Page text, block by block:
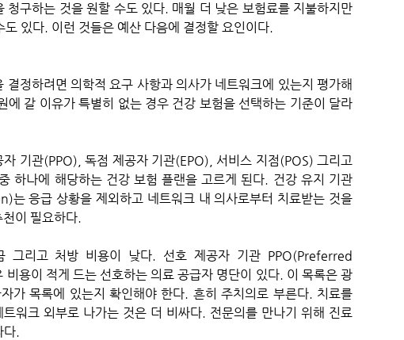
구하는 것을 원할 수도 있다. 매월 더 낮은 보험료를 지불하지만
있다. 이런 것들은 예산 다음에 결정할 요인이다.
에 갈 이유가 특별히 없는 경우 건강 보험을 선택하는 기준이 달라
기관(PPO), 독점 제공자 기관(EPO), 서비스 지점(POS) 그리고
하나에 해당하는 건강 보험 플랜을 고르게 된다. 건강 유지 기관
응급 상황을 제외하고 네트워크 내 의사로부터 치료받는 것을
이 필요하다.
그리고 처방 비용이 낮다. 선호 제공자 기관 PPO(Preferred
용이 적게 드는 선호하는 의료 공급자 명단이 있다. 이 목록은 광
가 목록에 있는지 확인해야 한다. 흔히 주치의로 부른다. 치료를
워크 외부로 나가는 것은 더 비싸다. 전문의를 만나기 위해 진료
다.